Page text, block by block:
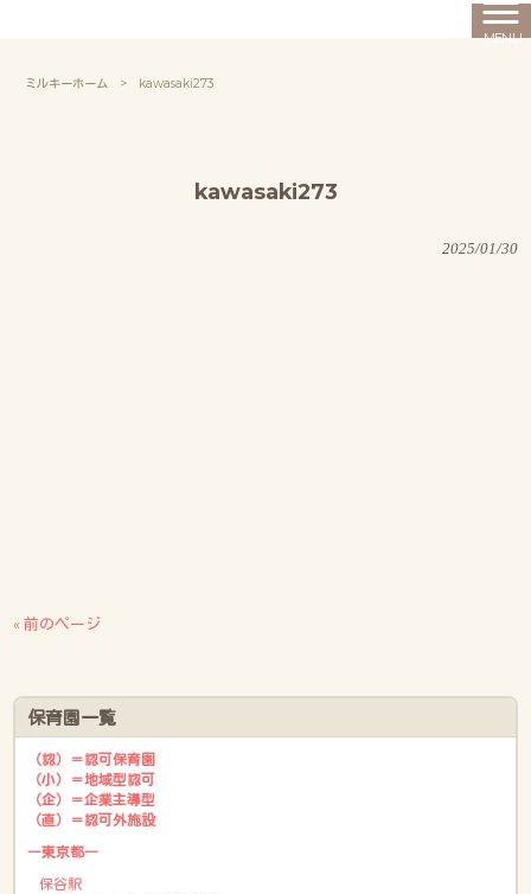
MENU
ミルキーホーム > kawasaki273
kawasaki273
2025/01/30
« 前のページ
保育園一覧
（認）＝認可保育園
（小）＝地域型認可
（企）＝企業主導型
（直）＝認可外施設
―東京都―
保谷駅